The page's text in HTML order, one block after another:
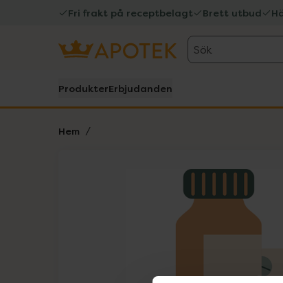
Fri frakt på receptbelagt Brett utbud
Sök
ProdukterErbjudanden
Hem
Lista: . Innehåller 1 objekt.